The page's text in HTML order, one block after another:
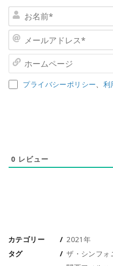
プライバシーポリシー、 利
0 レビュー
カテゴリー
2021年
タグ
ザ・シンフォ